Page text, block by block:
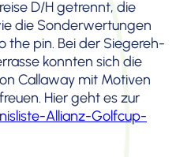
D/H getrennt, die
die Sonder­wer­tungen
the pin. Bei der Sieger­eh­
konnten sich die
Callaway mit Motiven
Hier geht es zur
Allianz-Golfcup-